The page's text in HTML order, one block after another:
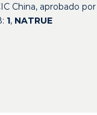
China, aprobado por
1, NATRUE